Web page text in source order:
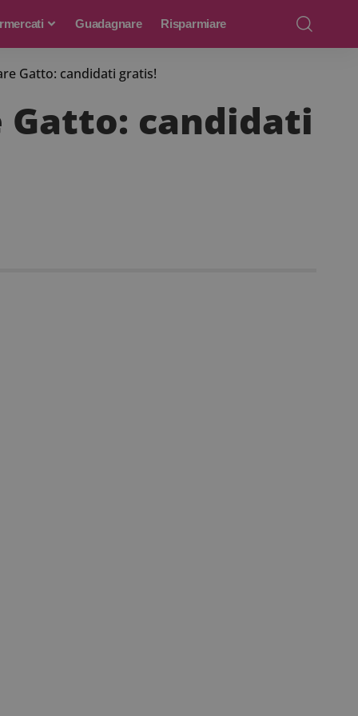
Guadagnare Risparmiare
Gatto: candidati gratis!
Gatto: candidati